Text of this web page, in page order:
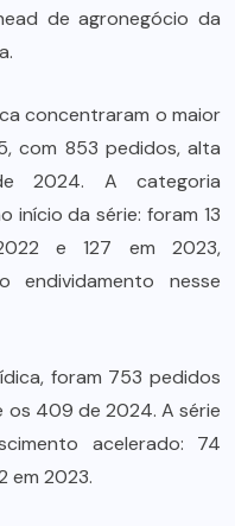
de agronegócio da
concentraram o maior
com 853 pedidos, alta
2024. A categoria
início da série: foram 13
e 127 em 2023,
endividamento nesse
foram 753 pedidos
os 409 de 2024. A série
acelerado: 74
em 2023.